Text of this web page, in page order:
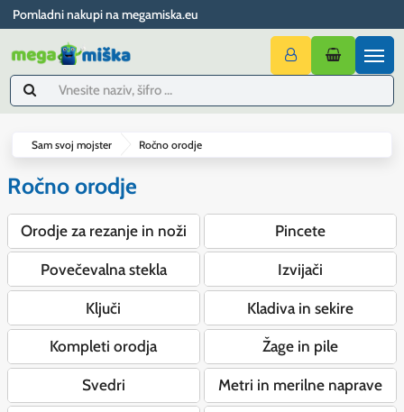
Pomladni nakupi na megamiska.eu
Sam svoj mojster Ročno orodje
Ročno orodje
Orodje za rezanje in noži Pincete
Povečevalna stekla Izvijači
Ključi Kladiva in sekire
Kompleti orodja Žage in pile
Svedri Metri in merilne naprave